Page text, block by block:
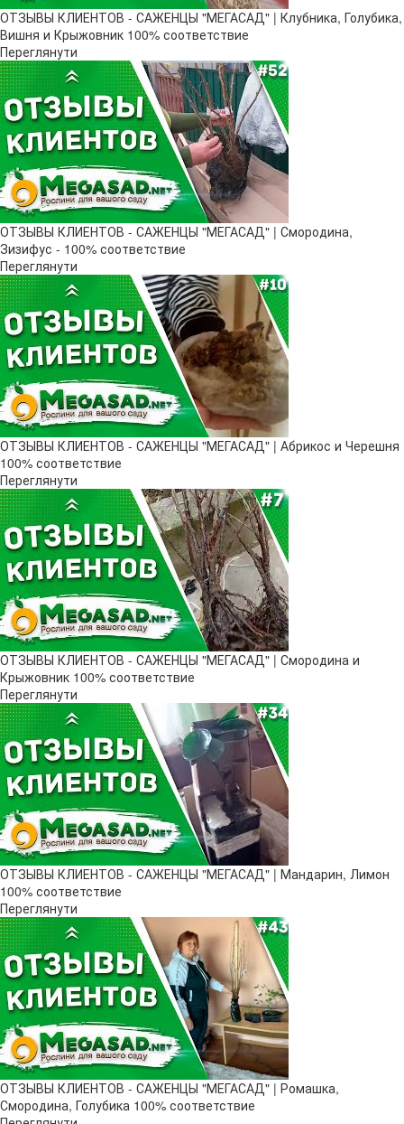
ОТЗЫВЫ КЛИЕНТОВ - САЖЕНЦЫ "МЕГАСАД" | Клубника, Голубика,
Вишня и Крыжовник 100% соответствие
Переглянути
ОТЗЫВЫ КЛИЕНТОВ - САЖЕНЦЫ "МЕГАСАД" | Смородина,
Зизифус - 100% соответствие
Переглянути
ОТЗЫВЫ КЛИЕНТОВ - САЖЕНЦЫ "МЕГАСАД" | Абрикос и Черешня
100% соответствие
Переглянути
ОТЗЫВЫ КЛИЕНТОВ - САЖЕНЦЫ "МЕГАСАД" | Смородина и
Крыжовник 100% соответствие
Переглянути
ОТЗЫВЫ КЛИЕНТОВ - САЖЕНЦЫ "МЕГАСАД" | Мандарин, Лимон
100% соответствие
Переглянути
ОТЗЫВЫ КЛИЕНТОВ - САЖЕНЦЫ "МЕГАСАД" | Ромашка,
Смородина, Голубика 100% соответствие